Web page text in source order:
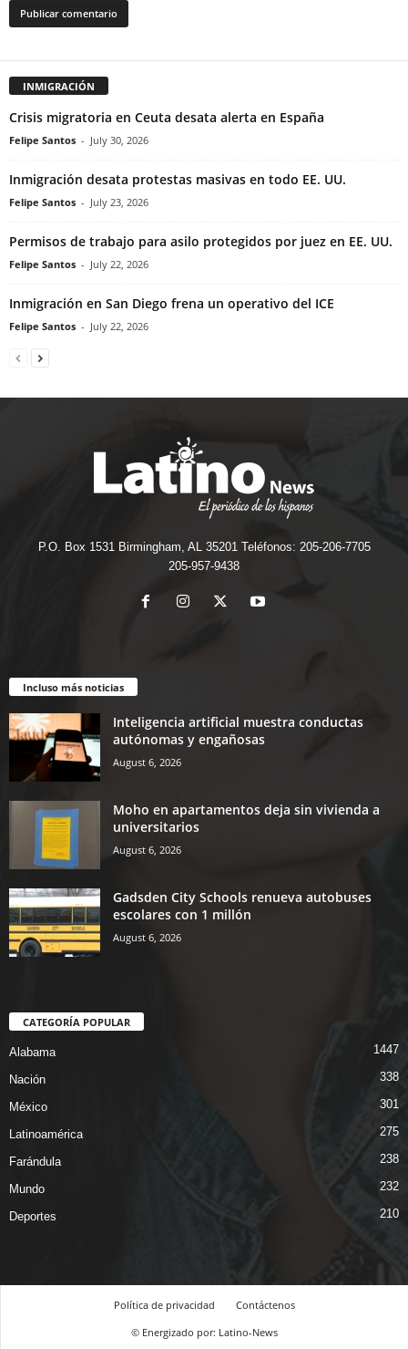
INMIGRACIÓN
Crisis migratoria en Ceuta desata alerta en España
Felipe Santos - July 30, 2026
Inmigración desata protestas masivas en todo EE. UU.
Felipe Santos - July 23, 2026
Permisos de trabajo para asilo protegidos por juez en EE. UU.
Felipe Santos - July 22, 2026
Inmigración en San Diego frena un operativo del ICE
Felipe Santos - July 22, 2026
P.O. Box 1531 Birmingham, AL 35201 Teléfonos: 205-206-7705
205-957-9438
Incluso más noticias
Inteligencia artificial muestra conductas
autónomas y engañosas
August 6, 2026
Moho en apartamentos deja sin vivienda a
universitarios
August 6, 2026
Gadsden City Schools renueva autobuses
escolares con 1 millón
August 6, 2026
CATEGORÍA POPULAR
Alabama 1447
Nación 338
México 301
Latinoamérica 275
Farándula 238
Mundo 232
Deportes 210
Política de privacidad
Contáctenos
© Energizado por: Latino-News